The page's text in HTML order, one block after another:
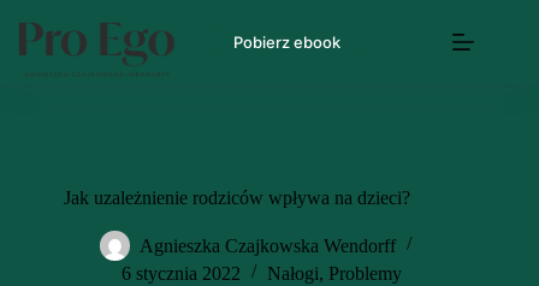
Pobierz ebook
Jak uzależnienie rodziców wpływa na dzieci?
Agnieszka Czajkowska Wendorff
6 stycznia 2022
Nałogi, Problemy